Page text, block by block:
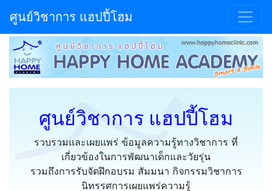
ศูนย์วิชาการ แฮปปี้โฮม
ศูนย์วิชาการ แฮปปี้โฮม
รวบรวมและเผยแพร่ ข้อมูลความรู้ทางวิชาการ ที่
เกี่ยวข้องในการพัฒนาเด็กและวัยรุ่น
รวมถึงการรับจัดฝึกอบรม สัมมนา กิจกรรมวิชาการ
นิทรรศการเผยแพร่ความรู้